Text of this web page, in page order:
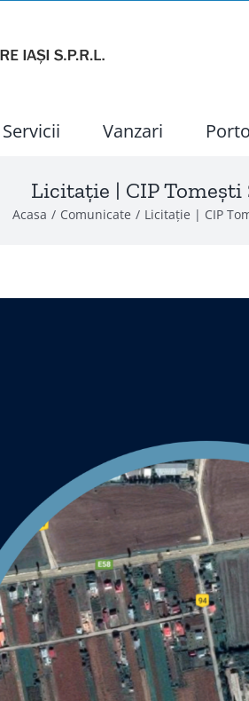
Servicii Vanzari
Licitație | CIP Tomeşti
Acasa Comunicate Licitație | CIP